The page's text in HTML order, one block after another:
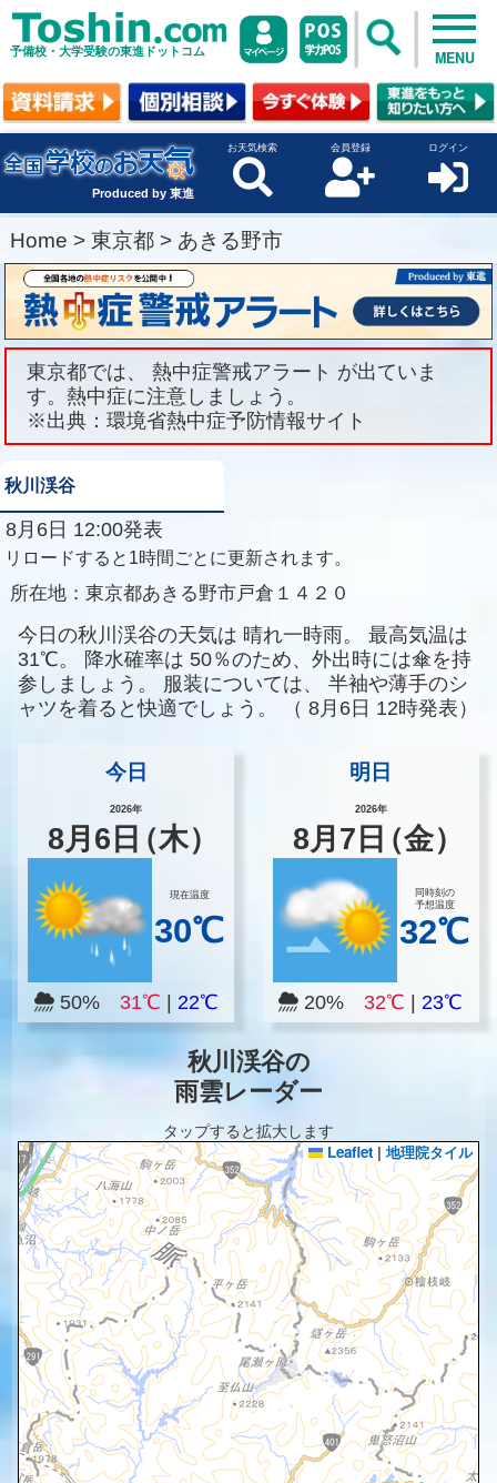
予備校・大学受験の東進ドットコム MENU
Produced by 東進
お天気検索 会員登録 ログイン
Home > 東京都 > あきる野市
東京都では、 熱中症警戒アラート が出ていま
す。熱中症に注意しましょう。
※出典：環境省熱中症予防情報サイト
秋川渓谷
8月6日 12:00発表
リロードすると1時間ごとに更新されます。
所在地： 東京都あきる野市戸倉１４２０
今日の秋川渓谷の天気は 晴れ一時雨。
最高気温は
31℃。
降水確率は 50％のため、外出時には傘を持
参しましょう。
服装については、
半袖や薄手のシ
ャツを着ると快適でしょう。
（ 8月6日 12時発表）
今日
2026年
8月 6 日（木）
現在温度
30℃
50% 31℃ 22℃
明日
2026年
8月 7 日（金）
同時刻の
予想温度
32℃
20%32℃ |23℃
秋川渓谷の
雨雲レーダー
タップすると拡大します
Leaflet | 地理院タイル